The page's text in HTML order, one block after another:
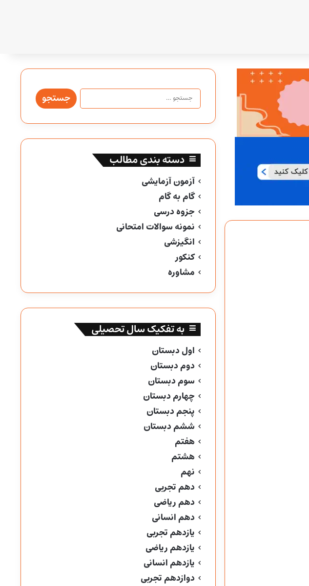
جستجو
برای:
دسته بندی مطالب
آزمون آزمایشی
گام به گام
جزوه درسی
نمونه سوالات امتحانی
انگیزشی
کنکور
مشاوره
به تفکیک سال تحصیلی
اول دبستان
دوم دبستان
سوم دبستان
چهارم دبستان
پنجم دبستان
ششم دبستان
هفتم
هشتم
نهم
دهم تجربی
دهم ریاضی
دهم انسانی
یازدهم تجربی
یازدهم ریاضی
یازدهم انسانی
دوازدهم تجربی